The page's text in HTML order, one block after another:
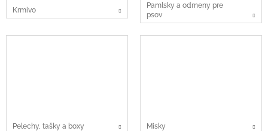
Krmivo
Pamlsky a odmeny pre
psov
Pelechy, tašky a boxy Misky